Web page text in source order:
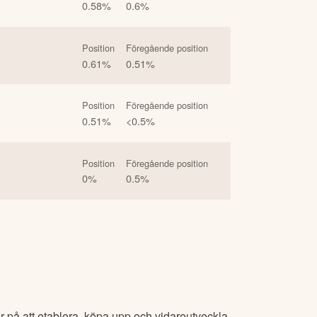
0.58% 0.6%
Position
0.61%
Föregående position
0.51%
Position
0.51%
Föregående position
<0.5%
Position
0%
Föregående position
0.5%